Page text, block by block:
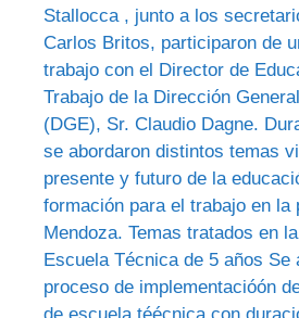
Stallocca , junto a los
Carlos Britos, participaron de
trabajo con el Director de
Trabajo de la Dirección
(DGE), Sr. Claudio Dagne.
se abordaron distintos temas
presente y futuro de la
formación para el trabajo en la
Mendoza. Temas tratados en
Escuela Técnica de 5 años Se
proceso de implementacióón